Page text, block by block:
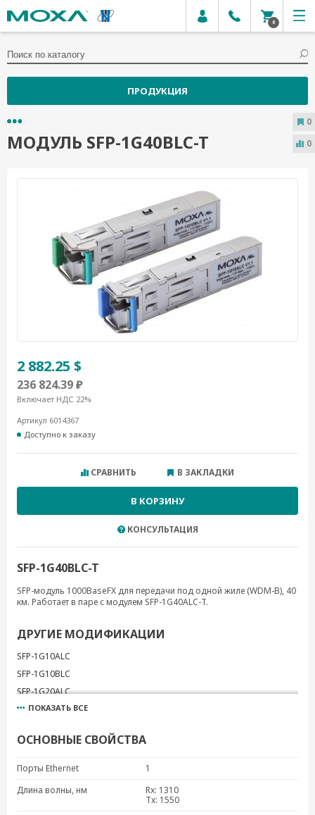
0
ПРОДУКЦИЯ
МОДУЛЬ SFP-1G40BLC-T
2 882.25 $
236 824.39 ₽
Включает НДС 22%
Артикул 6014367
Доступно к заказу
СРАВНИТЬ В ЗАКЛАДКИ
В КОРЗИНУ
КОНСУЛЬТАЦИЯ
SFP-1G40BLC-T
SFP-модуль 1000BaseFX для передачи под одной жиле (WDM-B), 40
км. Работает в паре с модулем SFP-1G40ALC-T.
ДРУГИЕ МОДИФИКАЦИИ
SFP-1G10ALC
SFP-1G10BLC
SFP-1G20ALC
SFP-1G20BLC
SFP-1G40BLC
SFP-1G10ALC-T
SFP-1G40ALC-T
ПОКАЗАТЬ ВСЕ
ОСНОВНЫЕ СВОЙСТВА
Порты Ethernet
1
Длина волны, нм
Rx: 1310
Tx: 1550
0
0